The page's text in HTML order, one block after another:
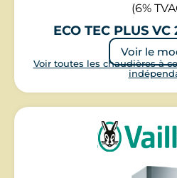
(6%
ECO TEC PLUS
Voir le
Voir toutes les chaudières à